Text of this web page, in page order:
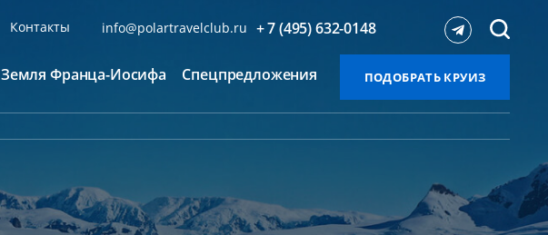
Контакты info@polartravelclub.ru + 7 (495) 632-0148
Земля Франца-Иосифа Спецпредложения ПОДОБРАТЬ КРУИЗ